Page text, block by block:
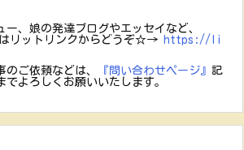
ー、娘の発達ブログやエッセイなど、
リットリンクからどうぞ☆→
https://li
のご依頼などは、
『問い合わせページ』 記
でよろしくお願いいたします。